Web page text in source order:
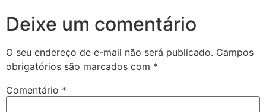
Deixe um comentário
O seu endereço de e-mail não será publicado. Campos
obrigatórios são marcados com *
Comentário *